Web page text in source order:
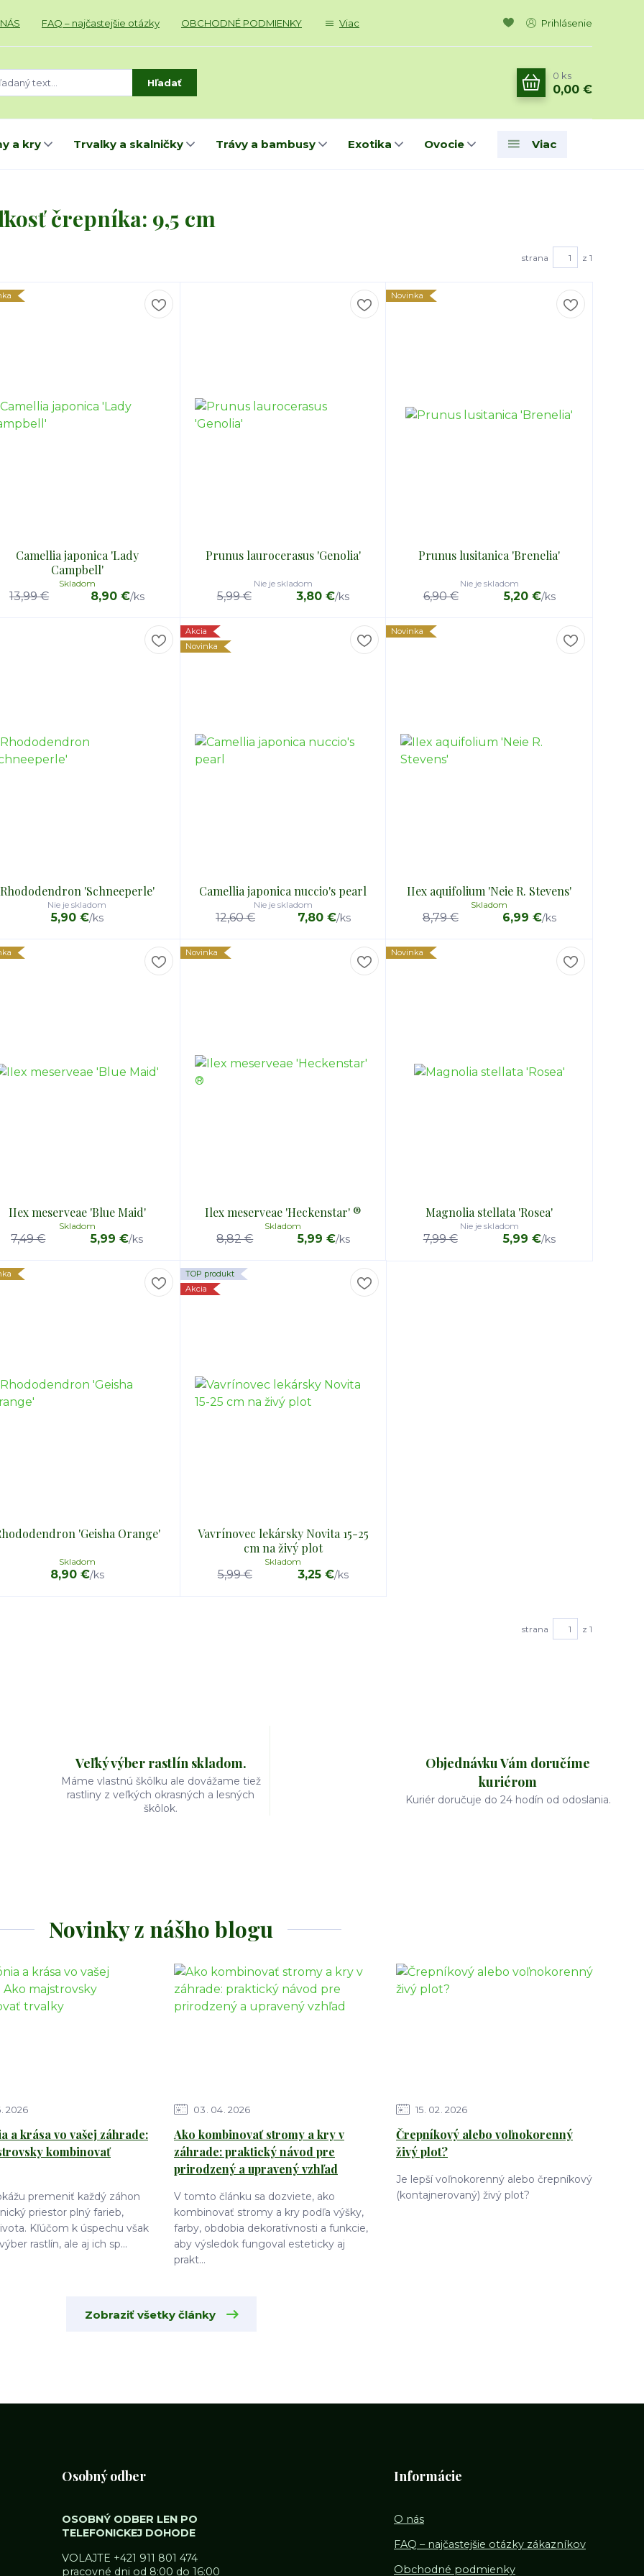
FAQ – najčastejšie otázky OBCHODNÉ PODMIENKY Viac Prihlásenie
Hľadať
0 ks
0,00 €
a kry Trvalky a skalničky Trávy a bambusy Exotika Ovocie Viac
črepníka: 9,5 cm
strana z 1
Camellia japonica 'Lady
Campbell'
13,99 € 8,90 €/ks
Skladom
Prunus laurocerasus 'Genolia'
5,99 € 3,80 €/ks
Nie je skladom
Novinka
Prunus lusitanica 'Brenelia'
6,90 € 5,20 €/ks
Nie je skladom
Rhododendron 'Schneeperle'
5,90 €/ks
Nie je skladom
Akcia
Novinka
Camellia japonica nuccio's pearl
12,60 € 7,80 €/ks
Nie je skladom
Novinka
IIex aquifolium 'Neie R. Stevens'
8,79 € 6,99 €/ks
Skladom
IIex meserveae 'Blue Maid'
7,49 € 5,99 €/ks
Skladom
Novinka
Ilex meserveae 'Heckenstar' ®
8,82 € 5,99 €/ks
Skladom
Novinka
Magnolia stellata 'Rosea'
7,99 € 5,99 €/ks
Nie je skladom
'Geisha Orange'
8,90 €/ks
Skladom
TOP produkt
Akcia
Vavrínovec lekársky Novita 15-25
cm na živý plot
5,99 € 3,25 €/ks
Skladom
strana z 1
Veľký výber rastlín skladom.
Máme vlastnú škôlku ale dovážame tiež
rastliny z veľkých okrasných a lesných
škôlok.
Objednávku Vám doručíme
kuriérom
Kuriér doručuje do 24 hodín od odoslania.
Novinky z nášho blogu
2026
a krása vo vašej záhrade:
kombinovať
premeniť každý záhon
priestor plný farieb,
Kľúčom k úspechu však
rastlín, ale aj ich sp...
03 04 2026
Ako kombinovať stromy a kry v
záhrade: praktický návod pre
prirodzený a upravený vzhľad
V tomto článku sa dozviete, ako
kombinovať stromy a kry podľa výšky,
farby, obdobia dekoratívnosti a funkcie,
aby výsledok fungoval esteticky aj
prakt...
15 02 2026
Črepníkový alebo voľnokorenný
živý plot?
Je lepší voľnokorenný alebo črepníkový
(kontajnerovaný) živý plot?
Zobraziť všetky články
Osobný odber
OSOBNÝ ODBER LEN PO
TELEFONICKEJ DOHODE
VOLAJTE +421 911 801 474
pracovné dni od 8:00 do 16:00
Informácie
O nás
FAQ – najčastejšie otázky zákazníkov
Obchodné podmienky